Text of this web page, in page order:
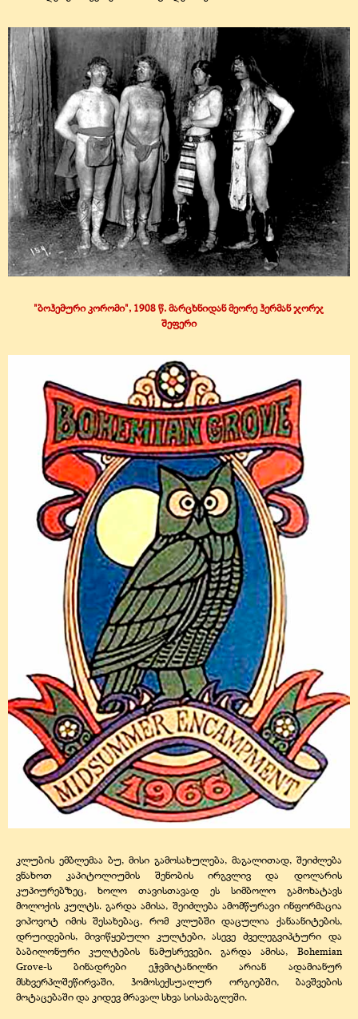
"ბოჰემური კორომი", 1908 წ. მარცხნიდან მეორე ჰერმან ჯორჯ
შეფერი
კლუბის ემბლემაა ბუ, მისი გამოსახულება, მაგალითად, შეიძლება
ვნახოთ კაპიტოლიუმის შენობის ირგვლივ და დოლარის
კუპიურებზეც, ხოლო თავისთავად ეს სიმბოლო გამოხატავს
მოლოქის კულტს. გარდა ამისა, შეიძლება ამომწურავი ინფორმაცია
ვიპოვოტ იმის შესახებაც, რომ კლუბში დაცულია ქანაანიტების,
დრუიდების, მივიწყებული კულტები, ასევე ძველეგვიპტური და
ბაბილონური კულტების ნამუსრევები. გარდა ამისა, Bohemian
Grove-ს ბინადრები ეჭვმიტანილნი არიან ადამიანურ
მსხვერპლშეწირვაში, ჰომოსექსუალურ ორგიებში, ბავშვების
მოტაცებაში და კიდევ მრავალ სხვა სისაძაგლეში.